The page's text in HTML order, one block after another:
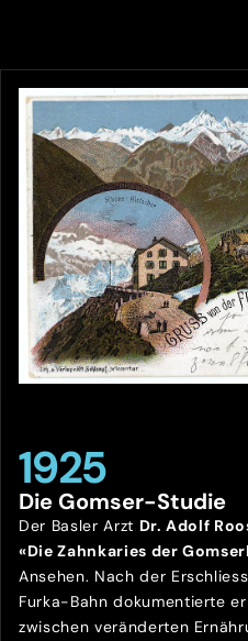
1925
Die Gomser-Studie
Der Basler Arzt Dr. Adolf
«Die Zahnkaries der
Ansehen. Nach der
Furka-Bahn dokumentierte
zwischen veränderten